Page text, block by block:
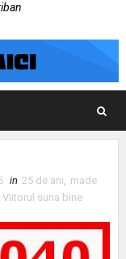
in 25 de ani, made
Viitorul suna bine